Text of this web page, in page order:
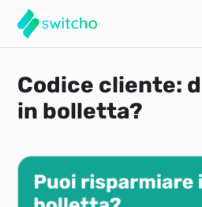
Codice cliente:
in bolletta?